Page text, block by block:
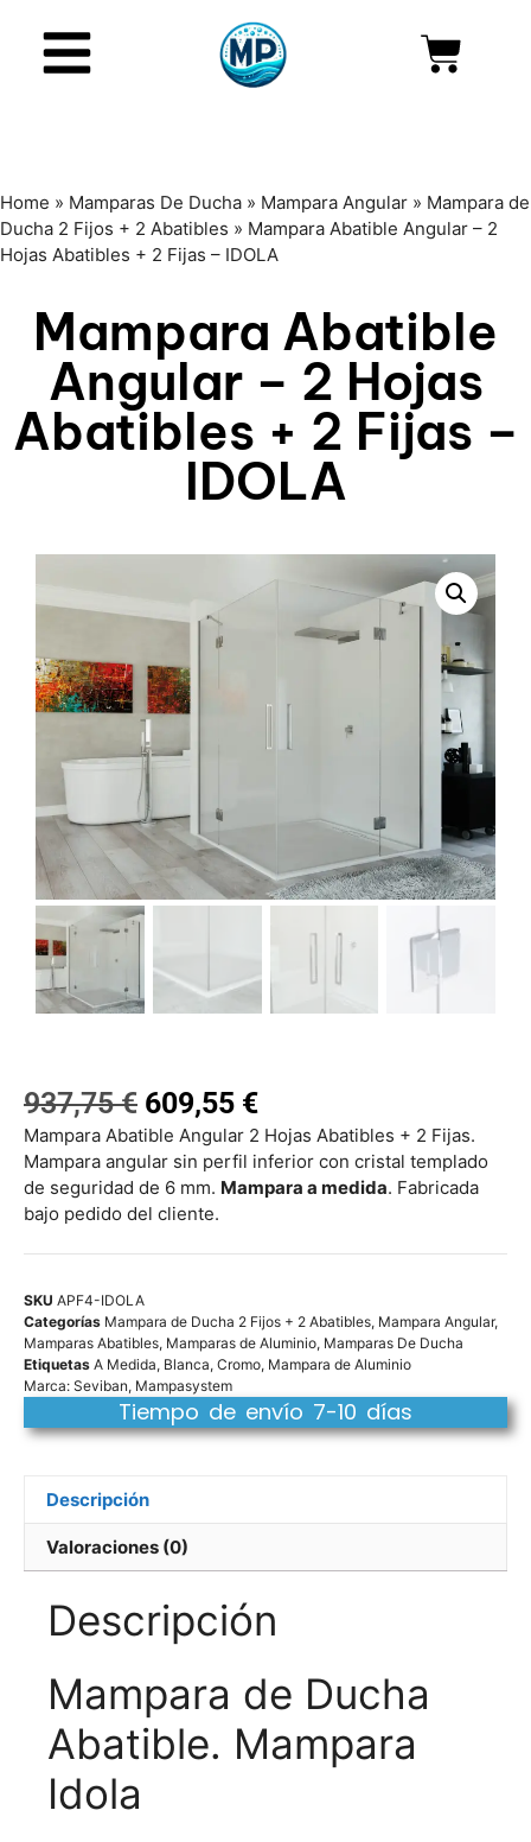
Home » Mamparas De Ducha » Mampara Angular » Mampara de
Ducha 2 Fijos + 2 Abatibles » Mampara Abatible Angular – 2
Hojas Abatibles + 2 Fijas – IDOLA
Mampara Abatible
Angular – 2 Hojas
Abatibles + 2 Fijas –
IDOLA
937,75€ 609,55 €
Mampara Abatible Angular 2 Hojas Abatibles + 2 Fijas.
Mampara angular sin perfil inferior con cristal templado
de seguridad de 6 mm. Mampara a medida. Fabricada
bajo pedido del cliente.
SKU APF4-IDOLA
Categorías Mampara de Ducha 2 Fijos + 2 Abatibles, Mampara Angular,
Mamparas Abatibles, Mamparas de Aluminio, Mamparas De Ducha
Etiquetas A Medida, Blanca, Cromo, Mampara de Aluminio
Marca: Seviban, Mampasystem
Tiempo de envío 7-10 días
Descripción
Valoraciones (0)
Descripción
Mampara de Ducha
Abatible. Mampara
Idola